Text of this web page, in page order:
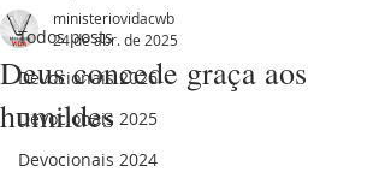
Todos posts
Devocionais 2026
Devocionais 2025
Devocionais 2024
Deus concede graça aos
humildes
ministeriovidacwb
24 de abr. de 2025